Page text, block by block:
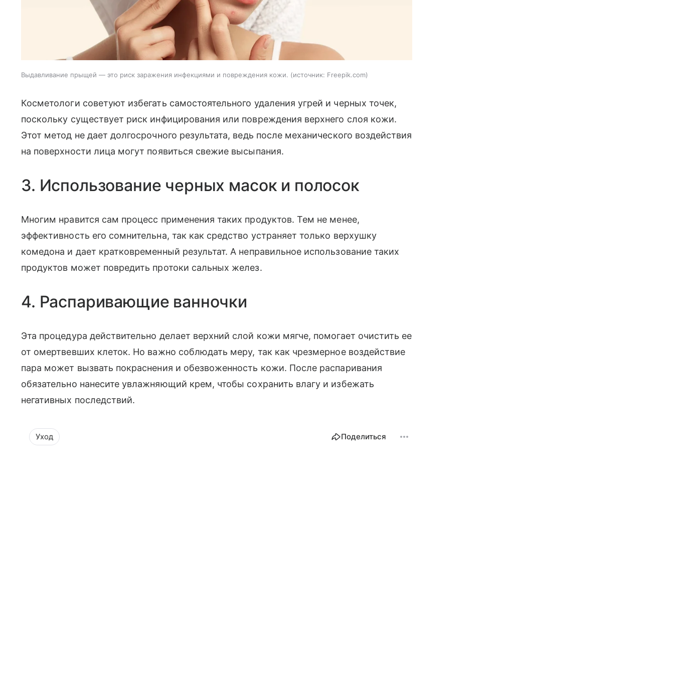
Выдавливание прыщей — это риск заражения инфекциями и повреждения кожи. источник: Freepik.com
Косметологи советуют избегать самостоятельного удаления угрей и черных точек,
поскольку существует риск инфицирования или повреждения верхнего слоя кожи.
Этот метод не дает долгосрочного результата, ведь после механического воздействия
на поверхности лица могут появиться свежие высыпания.
3. Использование черных масок и полосок
Многим нравится сам процесс применения таких продуктов. Тем не менее,
эффективность его сомнительна, так как средство устраняет только верхушку
комедона и дает кратковременный результат. А неправильное использование таких
продуктов может повредить протоки сальных желез.
4. Распаривающие ванночки
Эта процедура действительно делает верхний слой кожи мягче, помогает очистить ее
от омертвевших клеток. Но важно соблюдать меру, так как чрезмерное воздействие
пара может вызвать покраснения и обезвоженность кожи. После распаривания
обязательно нанесите увлажняющий крем, чтобы сохранить влагу и избежать
негативных последствий.
Уход Поделиться